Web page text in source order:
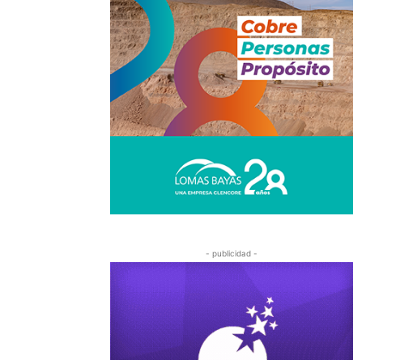
- publicidad -